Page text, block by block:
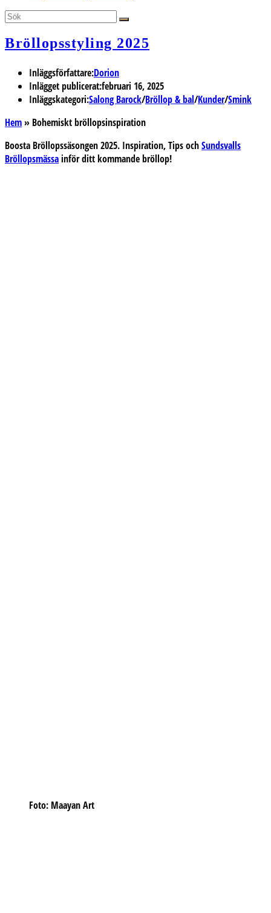
Bröllopsstyling 2025
Inläggsförfattare:Dorion
Inlägget publicerat:februari 16, 2025
Inläggskategori:Salong Barock/Bröllop & bal/Kunder/Smink
Hem» Bohemiskt bröllopsinspiration
Boosta Bröllopssäsongen 2025. Inspiration, Tips ochSundsvalls
Bröllopsmässainför ditt kommande bröllop!
Foto: Maayan Art